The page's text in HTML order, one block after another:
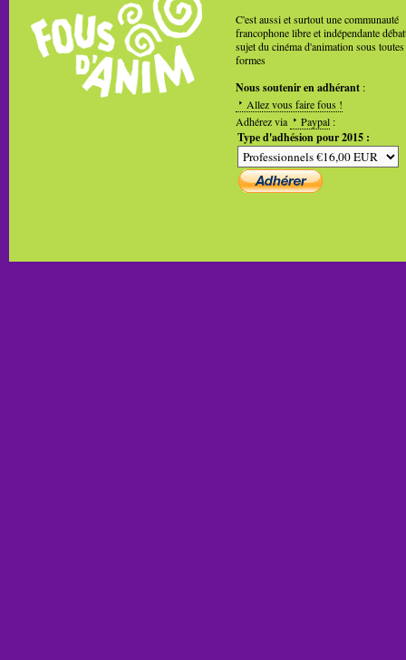
C'est aussi et surtout une communauté
francophone libre et indépendante
sujet du cinéma d'animation sous toutes
formes
Nous soutenir en adhérant :
Allez vous faire fous !
Adhérez via
Paypal :
Type d'adhésion pour 2015 :